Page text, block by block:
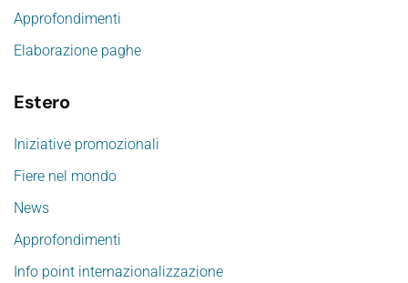
Approfondimenti
Elaborazione paghe
Estero
Iniziative promozionali
Fiere nel mondo
News
Approfondimenti
Info point internazionalizzazione